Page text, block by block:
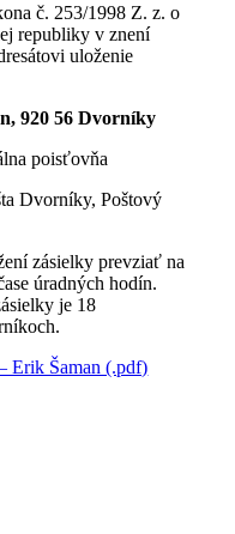
č. 253/1998 Z. z. o
republiky v znení
uloženie
920 56 Dvorníky
poisťovňa
Dvorníky, Poštový
zásielky prevziať na
úradných hodín.
je 18
Erik Šaman (.pdf)